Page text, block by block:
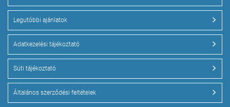
Legutóbbi ajánlatok
Adatkezelési tájékoztató
Süti tájékoztató
Általános szerződési feltételek